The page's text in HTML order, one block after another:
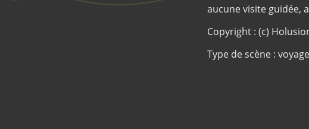
aucune visite guidée,
Copyright : (c)
Type de scène :